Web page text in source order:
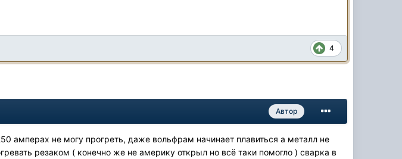
4
Автор
амперах не могу прогреть, даже вольфрам начинает плавиться а металл не
резаком ( конечно же не америку открыл но всё таки помогло ) сварка в